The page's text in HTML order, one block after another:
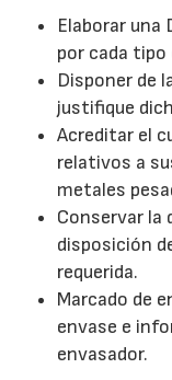
Elaborar una
por cada
Disponer de
justifique
Acreditar el
relativos a
metales
Conservar la
disposición
requerida.
Marcado de
envase e
envasador.